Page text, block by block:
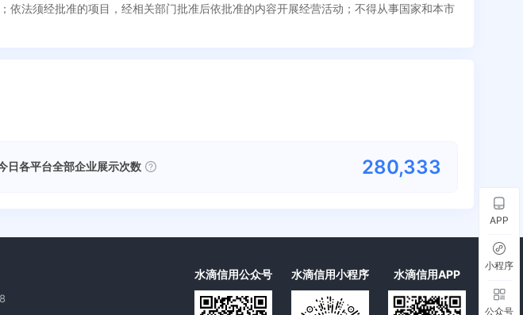
法须经批准的项目，经相关部门批准后依批准的内容开展经营活动；不得从事国家和本市
日各平台全部企业展示次数 280,333
水滴信用公众号 水滴信用小程序 水滴信用APP
APP
小程序
公众号